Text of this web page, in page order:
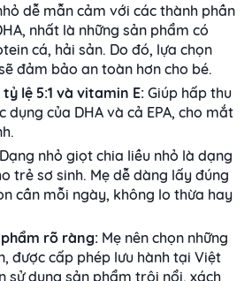
dễ mẫn cảm với các thành phần
nhất là những sản phẩm có
cá, hải sản. Do đó, lựa chọn
đảm bảo an toàn hơn cho bé.
tỷ lệ 5:1 và vitamin E: Giúp hấp thu
của DHA và cả EPA, cho mắt
Dạng nhỏ giọt chia liều nhỏ là dạng
trẻ sơ sinh. Mẹ dễ dàng lấy đúng
cần mỗi ngày, không lo thừa hay
rõ ràng: Mẹ nên chọn những
được cấp phép lưu hành tại Việt
sử dụng sản phẩm trôi nổi, xách